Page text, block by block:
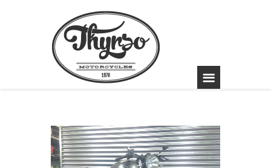
Suzuki GW 400
Inazuma